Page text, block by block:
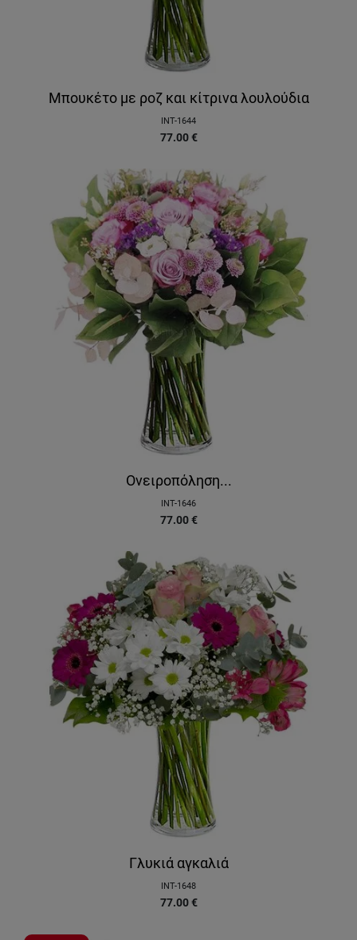
Μπουκέτο με ροζ και κίτρινα λουλούδια
INT-1644
77.00 €
Ονειροπόληση...
INT-1646
77.00 €
Γλυκιά αγκαλιά
INT-1648
77.00 €